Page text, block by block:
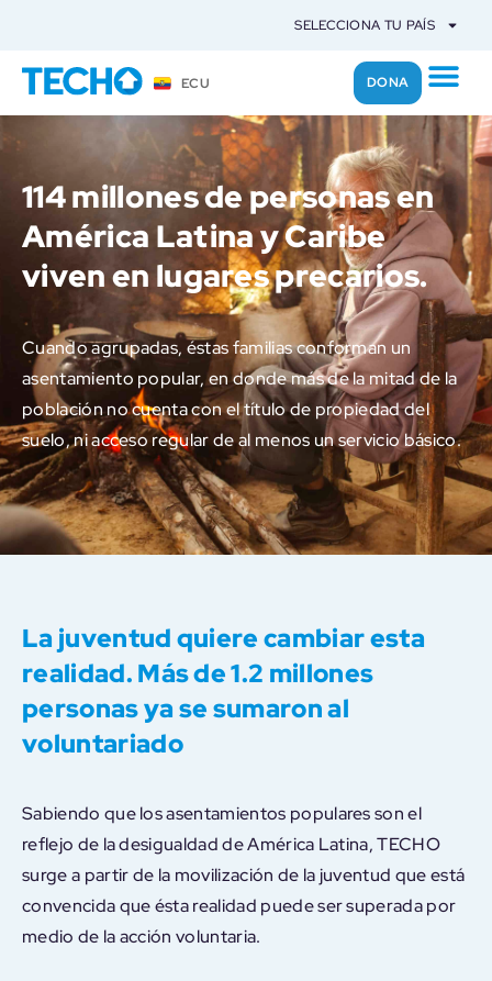
SELECCIONA TU PAÍS
ECU DONA
114 millones de personas en
América Latina y Caribe
viven en lugares precarios.
Cuando agrupadas, éstas familias conforman un
asentamiento popular, en donde más de la mitad de la
población no cuenta con el título de propiedad del
suelo, ni acceso regular de al menos un servicio básico.
La juventud quiere cambiar esta
realidad. Más de 1.2 millones
personas ya se sumaron al
voluntariado
Sabiendo que los asentamientos populares son el
reflejo de la desigualdad de América Latina, TECHO
surge a partir de la movilización de la juventud que está
convencida que ésta realidad puede ser superada por
medio de la acción voluntaria.